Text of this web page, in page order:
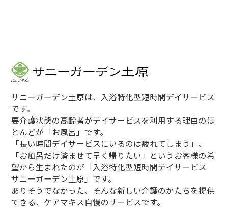
サニーガーデン土原は、入浴特化型短時間デイサービス
です。
要介護状態の高齢者がデイサービスを利用する理由のほ
とんどが「お風呂」です。
「長い時間デイサービスにいるのは疲れてしまう」、
「お風呂だけ済ませて早く帰りたい」というお客様の希
望から生まれたのが「入浴特化型短時間デイサービス
サニーガーデン土原」です。
ありそうでなかった、そんな新しい介護のかたちを提供
できる、ケアマキス自慢のサービスです。